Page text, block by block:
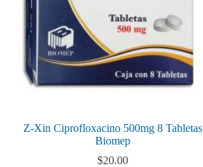
Z-Xin Ciprofloxacino 500mg 8 Tabletas
Biomep
$20.00